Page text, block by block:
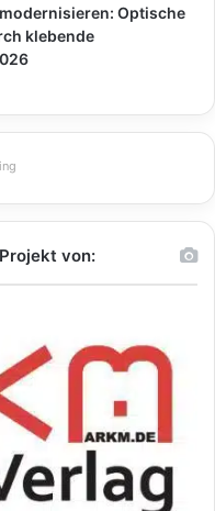
Optische
klebende
von: